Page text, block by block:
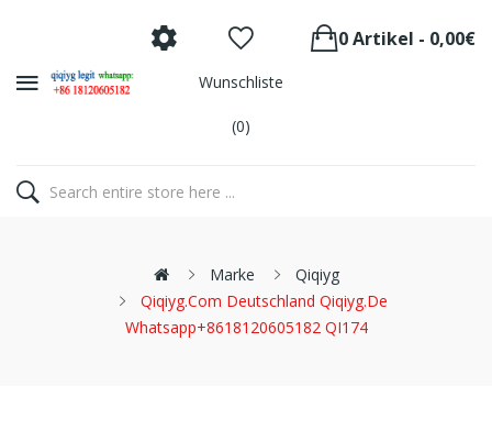
Wunschliste
(0)
0 Artikel - 0,00€
Marke
Qiqiyg
Qiqiyg.com Deutschland Qiqiyg.de
Whatsapp+8618120605182 QI174